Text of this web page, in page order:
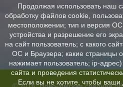
Продолжая использовать наш
обработку файлов cookie,
местоположении; тип и версия
устройства и разрешение его
на сайт пользователь; с какого
ОС и Браузера; какие страницы
нажимает пользователь; ip-
сайта и проведения
Если вы не хотите, чтобы